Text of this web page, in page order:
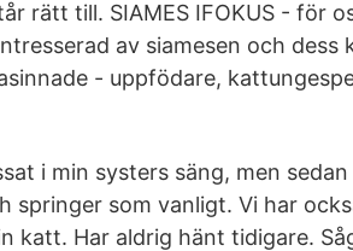
rätt till. SIAMES IFOKUS - för
av siamesen och dess
- uppfödare,
i min systers säng, men
springer som vanligt. Vi har
katt. Har aldrig hänt tidigare.